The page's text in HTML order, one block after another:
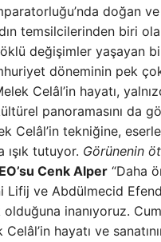
doğan
temsilcilerinden biri
değişimler yaşayan
döneminin pek
Celâl’in hayatı,
panoramasını da
Celâl’in tekniğine,
ışık tutuyor. Görünenin
Cenk Alper “Daha
Lifij ve Abdülmecid
inanıyoruz.
hayatı ve